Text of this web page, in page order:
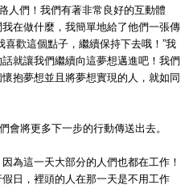
人們！我們有著非常良好的互動體
在做什麼，我簡單地給了他們一張傳
歡這個點子，繼續保持下去哦！”我
就讓我們繼續向這夢想邁進吧！我們
抱夢想並且將夢想實現的人，就如同
會將更多下一步的行動傳送出去。
為這一天大部分的人們也都在工作！
日，裡頭的人在那一天是不用工作